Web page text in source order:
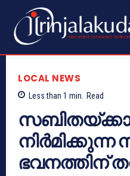
LOCAL NEWS
Less than 1 min. Read
ഭവനത്തിന്